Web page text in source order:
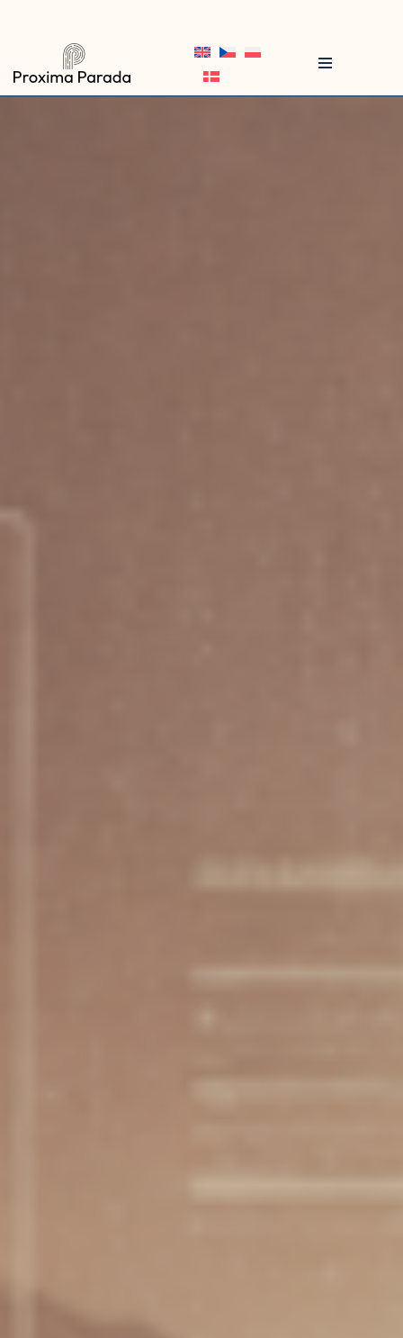
Przejdź
do
treści